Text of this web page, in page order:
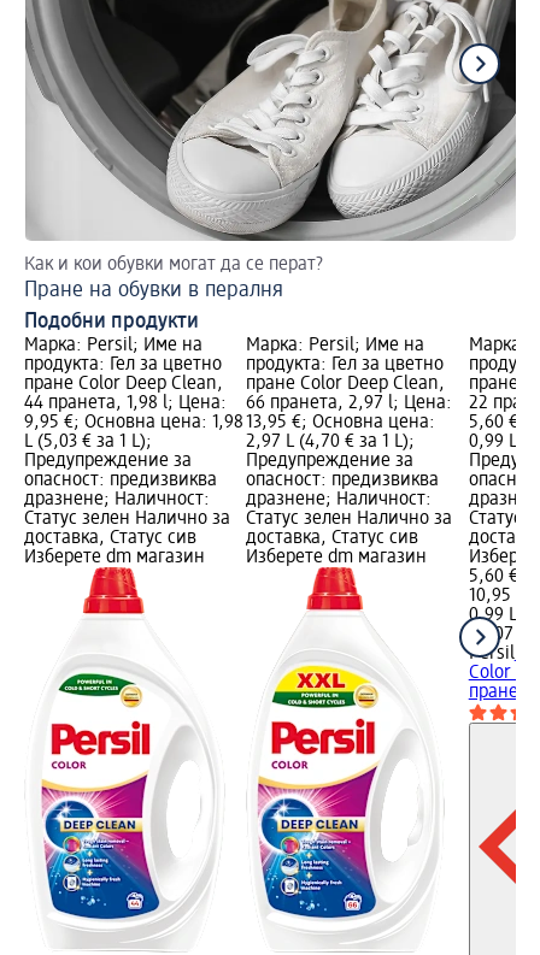
Как и кои обувки могат да се перат?
Пране на обувки в пералня
Подобни продукти
Марка: Persil; Име на
продукта: Гел за цветно
пране Color Deep Clean,
44 пранета, 1,98 l; Цена:
9,95 €; Основна цена: 1,98
L (5,03 € за 1 L);
Предупреждение за
опасност: предизвиква
дразнене; Наличност:
Статус зелен Налично за
доставка, Статус сив
Изберете dm магазин
Марка: Persil; Име на
продукта: Гел за цветно
пране Color Deep Clean,
66 пранета, 2,97 l; Цена:
13,95 €; Основна цена:
2,97 L (4,70 € за 1 L);
Предупреждение за
опасност: предизвиква
дразнене; Наличност:
Статус зелен Налично за
доставка, Статус сив
Изберете dm магазин
Марка:
пране
22
5,60 €;
0,99 L
Статус
5,60 €
10,95 лв.
0,99 L
(11,07
Persil
Color